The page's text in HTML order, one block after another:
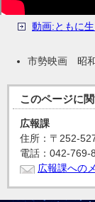
動画:ともに
市勢映画 昭
このページに
広報課
住所：〒252-
電話：042-
広報課への